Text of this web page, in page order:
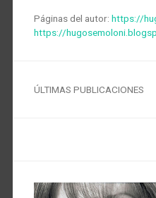
Páginas del autor: https://
https://
ÚLTIMAS PUBLICACIONES